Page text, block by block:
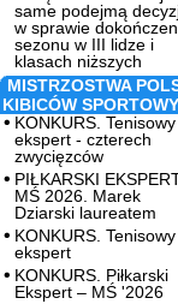
same podejmą
w sprawie
sezonu w III lidze i
klasach niższych
MISTRZOSTWA
KIBICÓW
KONKURS. Tenisowy
ekspert - czterech
zwycięzców
PIŁKARSKI
MŚ 2026. Marek
Dziarski laureatem
KONKURS. Tenisowy
ekspert
KONKURS. Piłkarski
Ekspert – MŚ '2026